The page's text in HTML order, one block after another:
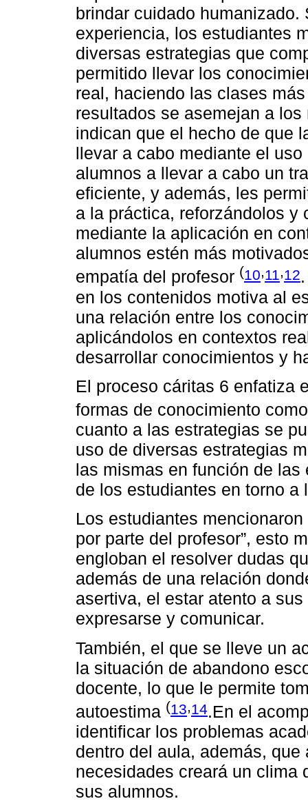
brindar cuidado
experiencia, los estudiantes
diversas estrategias que
permitido llevar los
real, haciendo las clases
resultados se asemejan a
indican que el hecho de que
llevar a cabo mediante el
alumnos a llevar a cabo un
eficiente, y además, les
a la práctica, reforzándolos y
mediante la aplicación en
alumnos estén más
empatía del profesor (10,11 ,12
en los contenidos motiva al
una relación entre los
aplicándolos en contextos
desarrollar conocimientos y
El proceso cáritas 6 enfatiza
formas de conocimiento
cuanto a las estrategias se
uso de diversas estrategias
las mismas en función de
de los estudiantes en torno a
Los estudiantes
por parte del profesor”, esto
engloban el resolver dudas
además de una relación
asertiva, el estar atento a
expresarse y comunicar.
También, el que se lleve un
la situación de abandono
docente, lo que le permite
autoestima (13 14.En el
identificar los problemas
dentro del aula, además,
necesidades creará un clima
sus alumnos.